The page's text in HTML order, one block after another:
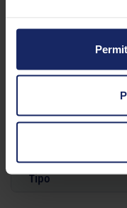
estilo que potenciará tu
CARACTERÍSTICAS
Modelo
Tipo